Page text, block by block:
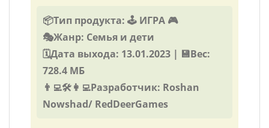
📦Тип продукта: 🕹️ ИГРА 🎮
🎭Жанр: Семья и дети
🗓️Дата выхода: 13.01.2023 | 💾Вес:
728.4 МБ
👨‍💻🛠️👩‍💻Разработчик: Roshan
Nowshad/ RedDeerGames